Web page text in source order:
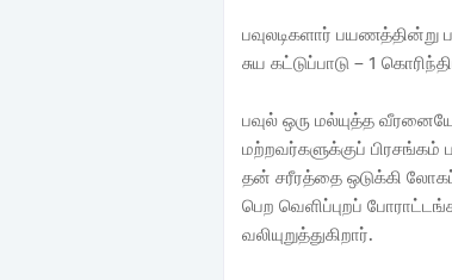
பவுலடிகளார் பயணத்தின்று
சுய கட்டுப்பாடு – 1
பவுல் ஒரு மல்யுத்த
மற்றவர்களுக்குப் பிரசங்கம்
தன் சரீரத்தை ஒடுக்கி
பெற வெளிப்புறப்
வலியுறுத்துகிறார்.